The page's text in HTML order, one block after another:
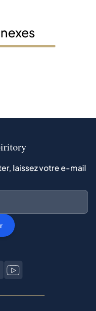
laissez votre e-mail